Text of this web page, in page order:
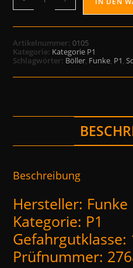
Artikelnummer:0105
Kategorie: Kategorie P1
Schlagwörter: Böller, Funke, P1,
Beschreibung
Hersteller: Funke
Kategorie: P1
Gefahrgutklasse:
Prüfnummer: